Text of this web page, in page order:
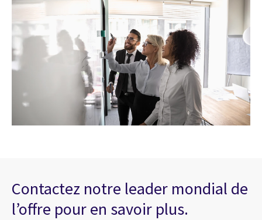
Contactez notre leader mondial de
l’offre pour en savoir plus.